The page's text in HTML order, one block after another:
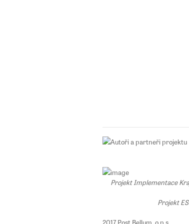
Projekt Implementace
Projekt
2017 Post Bellum, o.p.s.